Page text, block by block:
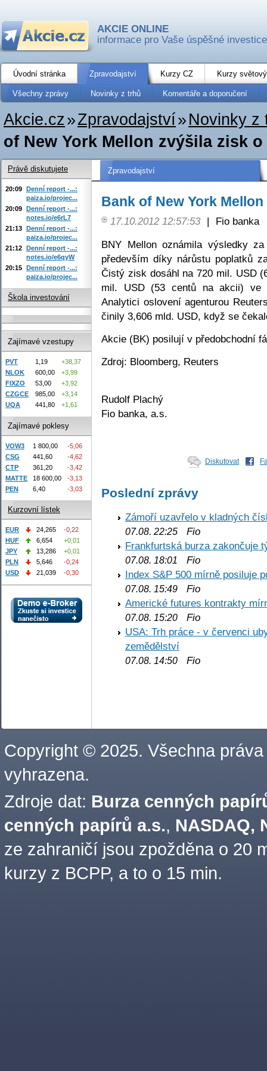
AKCIE ONLINE
informace pro Vaše úspěšné investice
Úvodní stránka Zpravodajství Kurzy CZ Kurzy
Všechny zprávy Novinky z trhů Komentáře a doporučení
Akcie.cz»Zpravodajství» Novinky z
of New York Mellon zvýšila zisk o
Zpravodajství
Bank of New York
17.10.2012 12:57:53 |
Fio banka
BNY Mellon oznámila výsledky
především díky nárůstu poplatků
Čistý zisk dosáhl na 720 mil. USD
mil. USD (53 centů na akcii) ve
Analytici oslovení agenturou
činily 3,606 mld. USD, když se
Akcie (BK) posilují v předobchodní
Zdroj: Bloomberg, Reuters
Rudolf Plachý
Fio banka, a.s.
Diskutovat
Poslední zprávy
Zámoří uzavřelo v kladných
07.08. 22:25 Fio
Frankfurtská burza zakončuje
07.08. 18:01
Fio
Index S&P 500 mírně posiluje
07.08. 15:49 Fio
Americké futures kontrakty
07.08. 15:20 Fio
USA: Trh práce - v červenci
zemědělství
07.08. 14:50 Fio
Právě diskutujete
20:09 Denní report -...:
paiza.io/projec...
20:09 Denní report -...:
notes.io/e6rL7
21:13 Denní report -...:
paiza.io/projec...
21:12 Denní report -...:
notes.io/e6qyW
20:15 Denní report -...:
paiza.io/projec...
Škola investování
Zajímavé vzestupy
PVT 1,19
+38,37
NLOK
600,00
+3,99
FIXZO
53,00
+3,92
CZGCE
985,00
+3,14
UQA
441,80 +1,61
Zajímavé poklesy
VOW3 1 800,00
-5,06
CSG
441,60
-4,62
CTP
361,20
-3,42
MATTE
18 600,00
-3,13
PEN
6,40 -3,03
Kurzovní lístek
EUR 24,265
-0,22
HUF
6,654
+0,01
JPY
13,286
+0,01
PLN
5,646
-0,24
USD
21,039 -0,30
Copyright © 2025. Všechna práva
vyhrazena.
Zdroje dat: Burza cenných
cenných papírů a.s., NASDAQ,
ze zahraničí jsou zpožděna o 20
kurzy z BCPP, a to o 15 min.